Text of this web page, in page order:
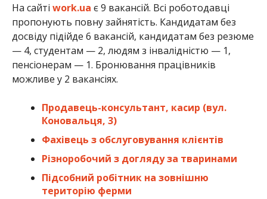
На сайті work.ua є 9 вакансій. Всі роботодавці
пропонують повну зайнятість. Кандидатам без
досвіду підійде 6 вакансій, кандидатам без резюме
— 4, студентам — 2, людям з інвалідністю — 1,
пенсіонерам — 1. Бронювання працівників
можливе у 2 вакансіях.
Продавець-консультант, касир (вул.
Коновальця, 3)
Фахівець з обслуговування клієнтів
Різноробочий з догляду за тваринами
Підсобний робітник на зовнішню
територію ферми